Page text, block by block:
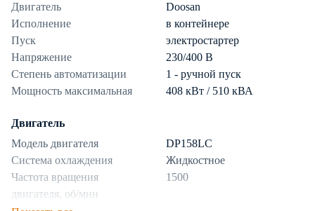
Двигатель
Doosan
Исполнение
в контейнере
Пуск
электростартер
Напряжение
230/400 В
Степень автоматизации
1 - ручной пуск
Мощность максимальная
408 кВт / 510 кВА
Двигатель
Модель двигателя
DP158LC
Система охлаждения
Жидкостное
Частота вращения
двигателя, об/мин
1500